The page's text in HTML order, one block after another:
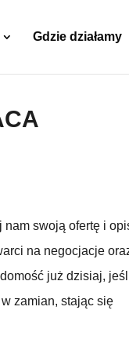
Gdzie działamy
nam swoją ofertę i
na negocjacje
już dzisiaj,
zamian, stając się